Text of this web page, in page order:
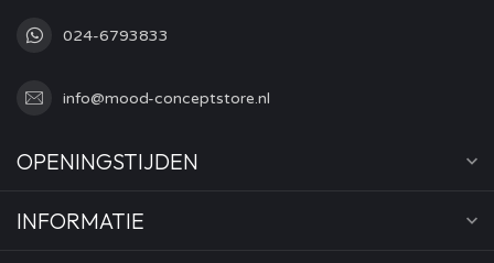
024-6793833
info@mood-conceptstore.nl
OPENINGSTIJDEN
INFORMATIE